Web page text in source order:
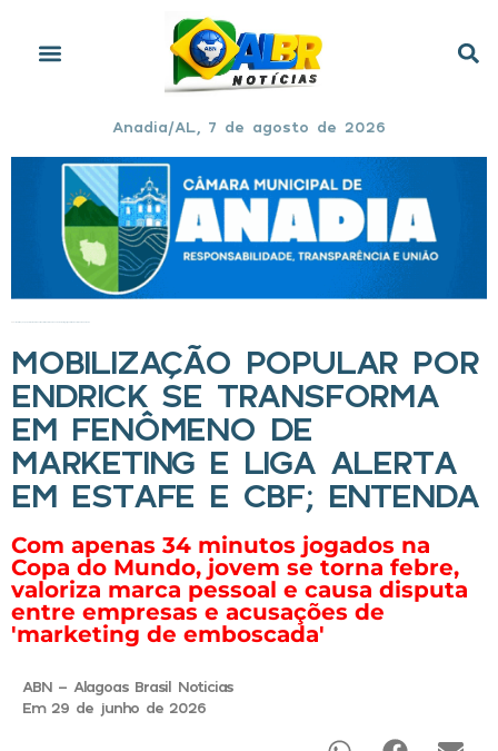
Anadia/AL, 7 de agosto de 2026
MOBILIZAÇÃO POPULAR POR
ENDRICK SE TRANSFORMA
EM FENÔMENO DE
MARKETING E LIGA ALERTA
EM ESTAFE E CBF; ENTENDA
Com apenas 34 minutos jogados na
Copa do Mundo, jovem se torna febre,
valoriza marca pessoal e causa disputa
entre empresas e acusações de
'marketing de emboscada'
ABN - Alagoas Brasil Noticias
Em 29 de junho de 2026